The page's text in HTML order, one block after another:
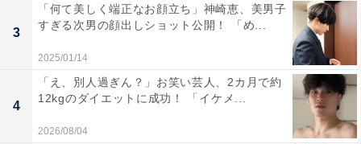
3
「何て美しく端正なお顔立ち」神崎恵、美男子
すぎる次男の顔出しショット公開！ 「め...
2025/01/14
4
「え、別人過ぎん？」お笑い芸人、2カ月で約
12kgのダイエットに成功！ 「イケメ...
2026/08/04